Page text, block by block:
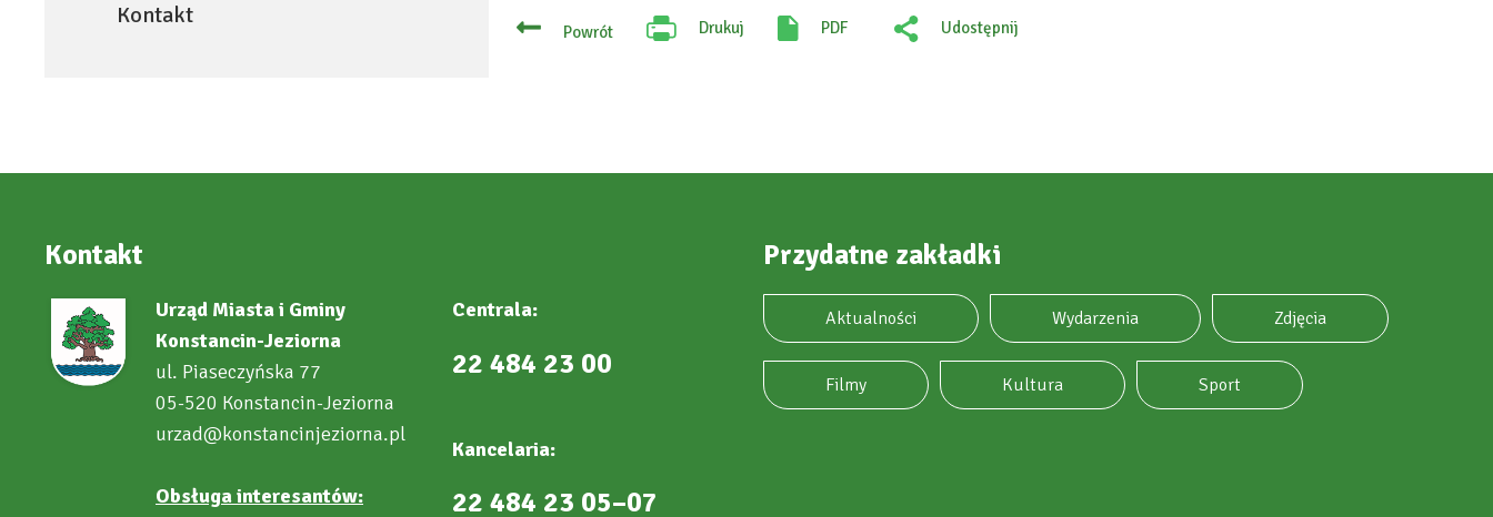
menu
Kontakt
Powrót Drukuj
Will
PDF
Udostępnij
Kontakt
Urząd Miasta i Gminy
Konstancin-Jeziorna
ul. Piaseczyńska 77
05-520 Konstancin-Jeziorna
urzad@konstancinjeziorna.pl
Obsługa interesantów:
Centrala:
22 484 23 00
Kancelaria:
22 484 23 05–07
Przydatne zakładki
Aktualności Wydarzenia Zdjęcia
Filmy Kultura Sport